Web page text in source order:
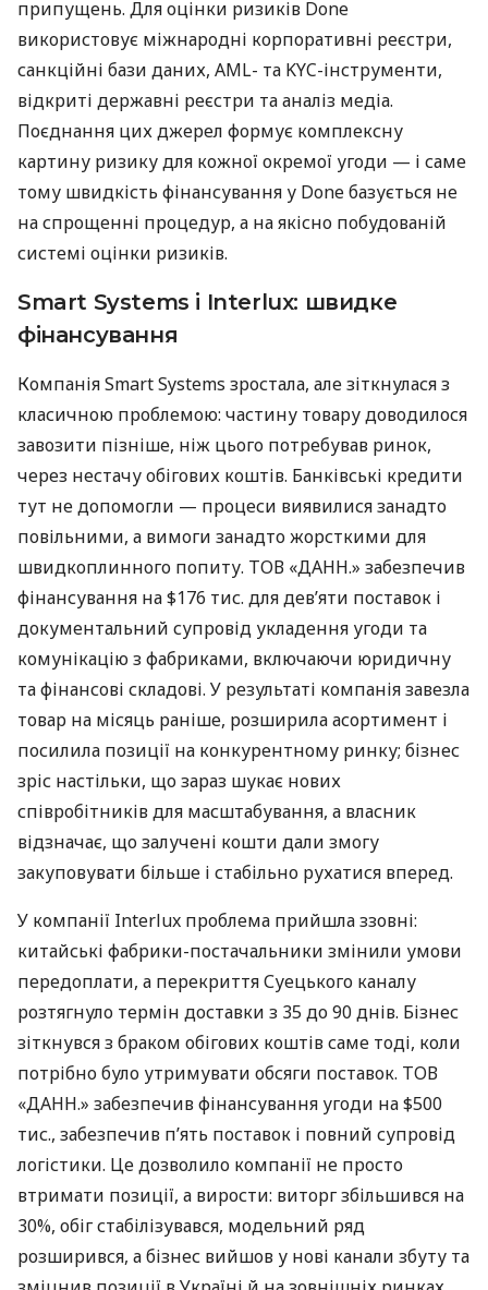
припущень. Для оцінки ризиків Done
використовує міжнародні корпоративні реєстри,
санкційні бази даних, AML- та KYC-інструменти,
відкриті державні реєстри та аналіз медіа.
Поєднання цих джерел формує комплексну
картину ризику для кожної окремої угоди — і саме
тому швидкість фінансування у Done базується не
на спрощенні процедур, а на якісно побудованій
системі оцінки ризиків.
Smart Systems і Interlux: швидке
фінансування
Компанія Smart Systems зростала, але зіткнулася з
класичною проблемою: частину товару доводилося
завозити пізніше, ніж цього потребував ринок,
через нестачу обігових коштів. Банківські кредити
тут не допомогли — процеси виявилися занадто
повільними, а вимоги занадто жорсткими для
швидкоплинного попиту. ТОВ «ДАНН.» забезпечив
фінансування на $176 тис. для дев’яти поставок і
документальний супровід укладення угоди та
комунікацію з фабриками, включаючи юридичну
та фінансові складові. У результаті компанія завезла
товар на місяць раніше, розширила асортимент і
посилила позиції на конкурентному ринку; бізнес
зріс настільки, що зараз шукає нових
співробітників для масштабування, а власник
відзначає, що залучені кошти дали змогу
закуповувати більше і стабільно рухатися вперед.
У компанії Interlux проблема прийшла ззовні:
китайські фабрики-постачальники змінили умови
передоплати, а перекриття Суецького каналу
розтягнуло термін доставки з 35 до 90 днів. Бізнес
зіткнувся з браком обігових коштів саме тоді, коли
потрібно було утримувати обсяги поставок. ТОВ
«ДАНН.» забезпечив фінансування угоди на $500
тис., забезпечив п’ять поставок і повний супровід
логістики. Це дозволило компанії не просто
втримати позиції, а вирости: виторг збільшився на
30%, обіг стабілізувався, модельний ряд
розширився, а бізнес вийшов у нові канали збуту та